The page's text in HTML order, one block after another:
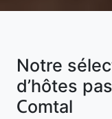
Notre
d’hôtes
Comtal